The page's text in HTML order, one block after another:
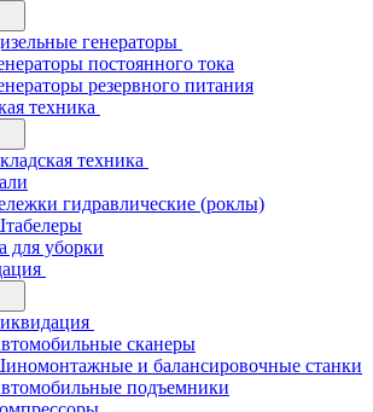
генераторы
постоянного тока
резервного питания
техника
техника
гидравлические (роклы)
для уборки
сканеры
и балансировочные станки
подъемники